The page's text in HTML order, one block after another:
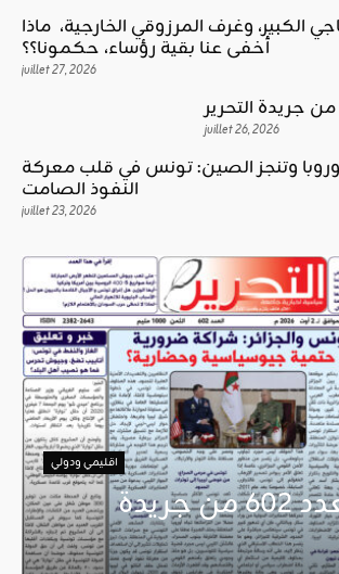
الكبير، وغرف المرزوقي الخارجية، ماذا
أخفى عنا بقية رؤساء، حكمونا؟؟
juillet 27, 2026
juillet 26, 2026
وتنجز الصين: تونس في قلب معركة
النفوذ الصامت
juillet 23, 2026
اقليمي ودولي
صدور العدد 602 من جريدة